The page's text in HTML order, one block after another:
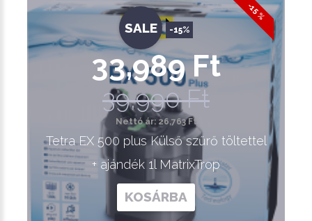
-15 %
SALE -15%
33,989 Ft
39,990 Ft
Nettó ár: 26,763 Ft
Tetra EX 500 plus Külső szűrő töltettel
+ ajándék 1l MatrixTrop
KOSÁRBA